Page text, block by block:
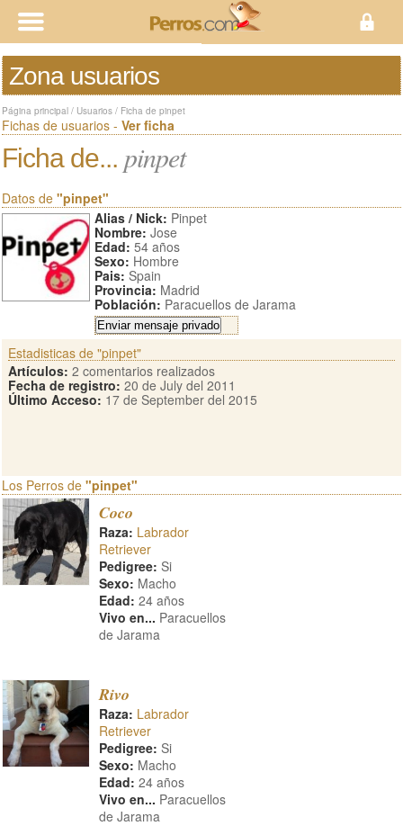
Zona usuarios
Página principal / Usuarios / Ficha de pinpet
Fichas de usuarios - Ver ficha
Ficha de... pinpet
Datos de "pinpet"
Alias / Nick: Pinpet
Nombre: Jose
Edad: 54 años
Sexo: Hombre
Pais: Spain
Provincia: Madrid
Población: Paracuellos de Jarama
Estadisticas de "pinpet"
Artículos: 2 comentarios realizados
Fecha de registro: 20 de July del 2011
Último Acceso: 17 de September del 2015
Los Perros de "pinpet"
Coco
Raza: Labrador
Retriever
Pedigree: Si
Sexo: Macho
Edad: 24 años
Vivo en... Paracuellos
de Jarama
Rivo
Raza: Labrador
Retriever
Pedigree: Si
Sexo: Macho
Edad: 24 años
Vivo en... Paracuellos
de Jarama